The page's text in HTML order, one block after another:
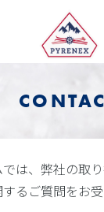
は、弊社の取
るご質問をお受